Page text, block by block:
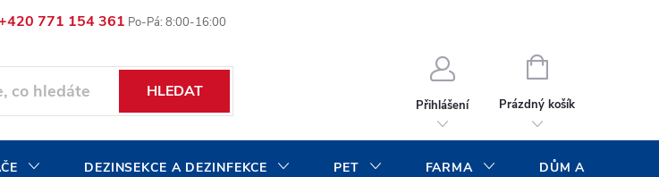
771 154 361
Volná pracovní místa
HLEDAT
Přihlášení
NÁKUPNÍ
Prázdný košík
DEZINSEKCE A DEZINFEKCE PET FARMA DŮM A ZAHRADA